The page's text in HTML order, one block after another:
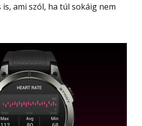
ami szól, ha túl sokáig nem